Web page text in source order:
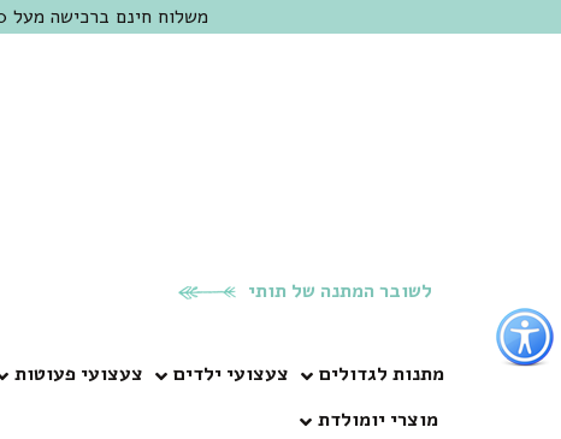
כפתור
לפתיחת
תפריט
נגישות
משלוח חינם ברכישה מעל 300 ש"ח | אופציה למשלוח מהיום להיום באזור המרכז | מוזמנים לבקר בחנות בכפר שמריהו
לשובר המתנה של תותי
מתנות לגדולים צעצועי ילדים צעצועי פעוטות
מוצרי יומולדת